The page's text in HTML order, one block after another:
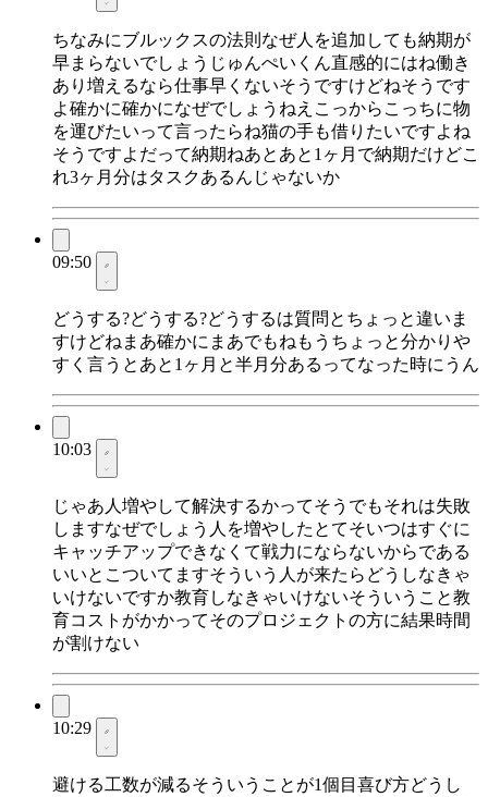
ちなみにブルックスの法則なぜ人を追加しても納期が
早まらないでしょうじゅんぺいくん直感的にはね働き
あり増えるなら仕事早くないそうですけどねそうです
よ確かに確かになぜでしょうねえこっからこっちに物
を運びたいって言ったらね猫の手も借りたいですよね
そうですよだって納期ねあとあと1ヶ月で納期だけどこ
れ3ヶ月分はタスクあるんじゃないか
09:50
どうする?どうする?どうするは質問とちょっと違いま
すけどねまあ確かにまあでもねもうちょっと分かりや
すく言うとあと1ヶ月と半月分あるってなった時にうん
10:03
じゃあ人増やして解決するかってそうでもそれは失敗
しますなぜでしょう人を増やしたとてそいつはすぐに
キャッチアップできなくて戦力にならないからである
いいとこついてますそういう人が来たらどうしなきゃ
いけないですか教育しなきゃいけないそういうこと教
育コストがかかってそのプロジェクトの方に結果時間
が割けない
10:29
避ける工数が減るそういうことが1個目喜び方どうし